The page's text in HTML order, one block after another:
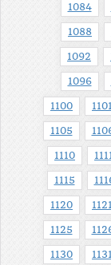
1084
1088
1092
1096
1100 1101
1105
1110 1111
1115
1120 1121
1125
1130 1131